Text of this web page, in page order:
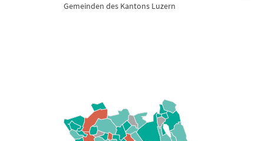
Gemeinden des Kantons Luzern